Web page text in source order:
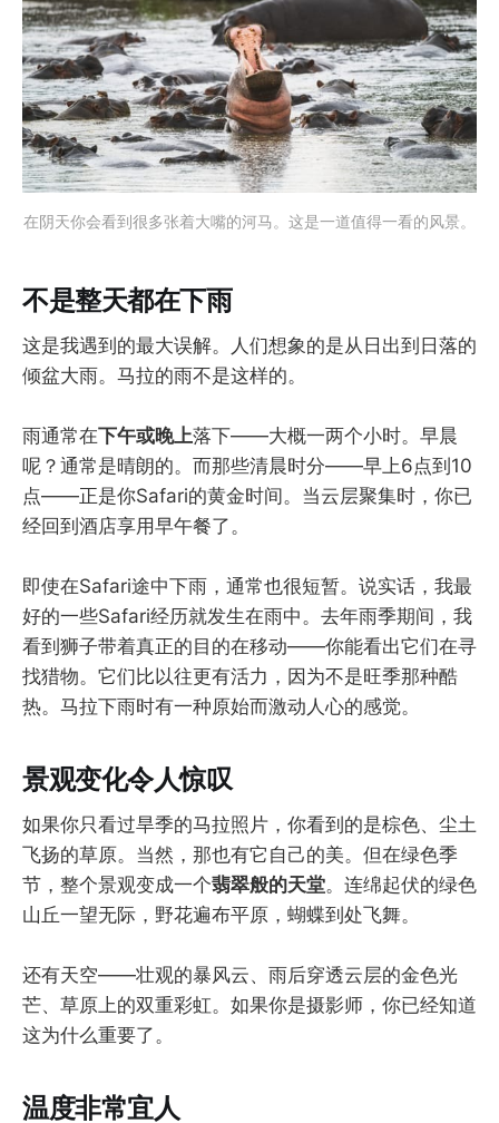
在阴天你会看到很多张着大嘴的河马。这是一道值得一看的风景。
不是整天都在下雨
这是我遇到的最大误解。人们想象的是从日出到日落的
倾盆大雨。马拉的雨不是这样的。
雨通常在下午或晚上落下——大概一两个小时。早晨
呢？通常是晴朗的。而那些清晨时分——早上6点到10
点——正是你Safari的黄金时间。当云层聚集时，你已
经回到酒店享用早午餐了。
即使在Safari途中下雨，通常也很短暂。说实话，我最
好的一些Safari经历就发生在雨中。去年雨季期间，我
看到狮子带着真正的目的在移动——你能看出它们在寻
找猎物。它们比以往更有活力，因为不是旺季那种酷
热。马拉下雨时有一种原始而激动人心的感觉。
景观变化令人惊叹
如果你只看过旱季的马拉照片，你看到的是棕色、尘土
飞扬的草原。当然，那也有它自己的美。但在绿色季
节，整个景观变成一个翡翠般的天堂。连绵起伏的绿色
山丘一望无际，野花遍布平原，蝴蝶到处飞舞。
还有天空——壮观的暴风云、雨后穿透云层的金色光
芒、草原上的双重彩虹。如果你是摄影师，你已经知道
这为什么重要了。
温度非常宜人